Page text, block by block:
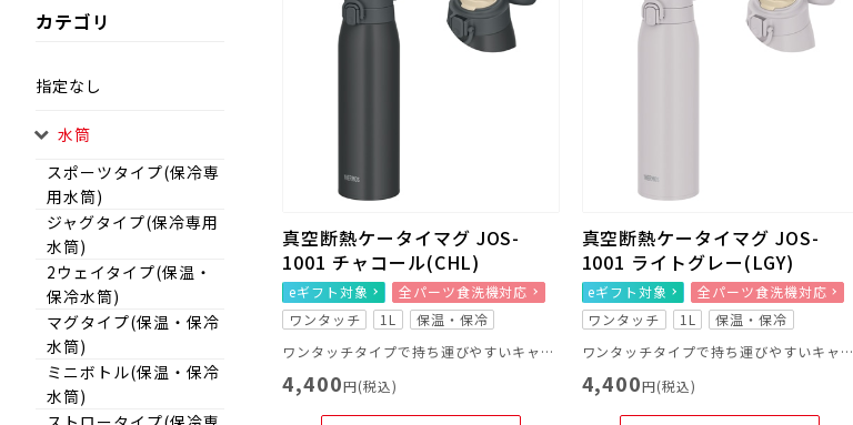
カテゴリ
指定なし
水筒
スポーツタイプ(保冷専
用水筒)
ジャグタイプ(保冷専用
水筒)
2ウェイタイプ(保温・
保冷水筒)
マグタイプ(保温・保冷
水筒)
ミニボトル(保温・保冷
水筒)
真空断熱ケータイマグ JOS-
1001 チャコール(CHL)
eギフト対象
全パーツ食洗機対応
ワンタッチ
1L
保温・保冷
ワンタッチタイプで持ち運びやすいキャリーループ付きのマグ
4,400円(税込)
真空断熱ケータイマグ JOS-
1001 ライトグレー(LGY)
eギフト対象
全パーツ食洗機対応
ワンタッチ
1L
保温・保冷
ワンタッチタイプで持ち運びやすいキャリーループ付きのマグ
4,400円(税込)